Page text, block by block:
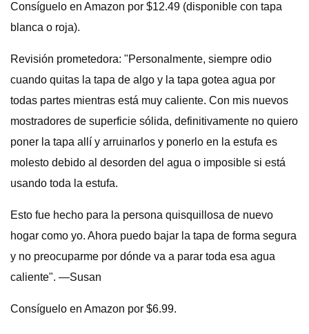
Consíguelo en Amazon por $12.49 (disponible con tapa
blanca o roja).
Revisión prometedora: "Personalmente, siempre odio
cuando quitas la tapa de algo y la tapa gotea agua por
todas partes mientras está muy caliente. Con mis nuevos
mostradores de superficie sólida, definitivamente no quiero
poner la tapa allí y arruinarlos y ponerlo en la estufa es
molesto debido al desorden del agua o imposible si está
usando toda la estufa.
Esto fue hecho para la persona quisquillosa de nuevo
hogar como yo. Ahora puedo bajar la tapa de forma segura
y no preocuparme por dónde va a parar toda esa agua
caliente". —Susan
Consíguelo en Amazon por $6.99.